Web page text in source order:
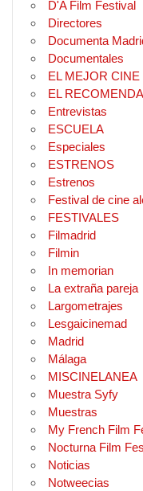
D'A Film Festival
Directores
Documenta
Documentales
EL MEJOR CINE
EL
Entrevistas
ESCUELA
Especiales
ESTRENOS
Estrenos
Festival de cine
FESTIVALES
Filmadrid
Filmin
In memorian
La extraña pareja
Largometrajes
Lesgaicinemad
Madrid
Málaga
MISCINELANEA
Muestra Syfy
Muestras
My French Film
Nocturna Film
Noticias
Notweecias